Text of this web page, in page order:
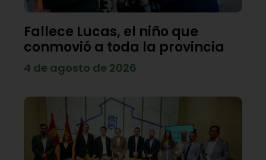
Fallece Lucas, el niño que
conmovió a toda la provincia
4 de agosto de 2026